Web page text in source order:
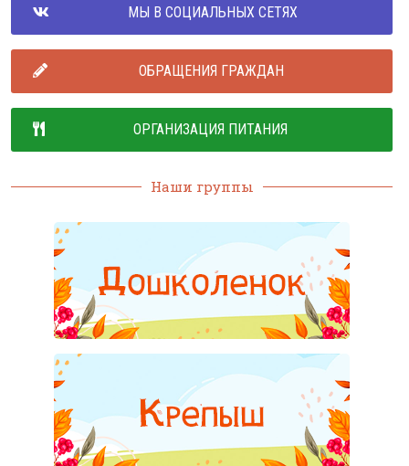
МЫ В СОЦИАЛЬНЫХ СЕТЯХ
ОБРАЩЕНИЯ ГРАЖДАН
ОРГАНИЗАЦИЯ ПИТАНИЯ
Наши группы